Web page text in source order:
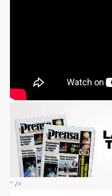
" />